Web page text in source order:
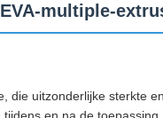
multiple-
uitzonderlijke sterkte